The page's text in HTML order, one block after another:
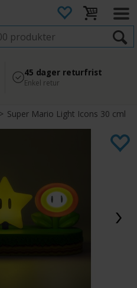
Sikker betaling
med Svea
45 dager returfrist
Enkel retur
Super Mario Light Icons 30 cml